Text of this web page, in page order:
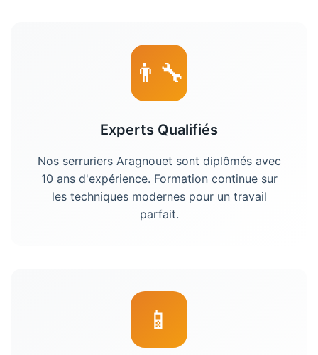
👨‍🔧
Experts Qualifiés
Nos serruriers Aragnouet sont diplômés avec
10 ans d'expérience. Formation continue sur
les techniques modernes pour un travail
parfait.
📱